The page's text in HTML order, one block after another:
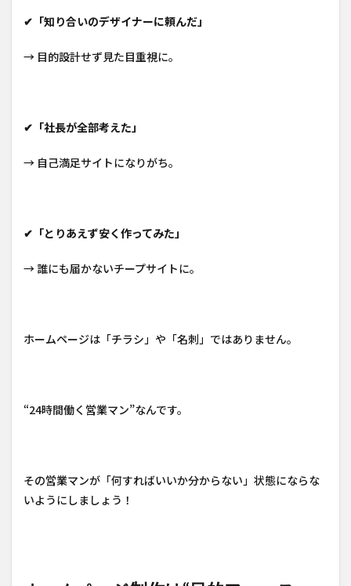
✔「知り合いのデザイナーに頼んだ」
→ 目的設計せず見た目重視に。
✔「社長が全部考えた」
→ 自己満足サイトになりがち。
✔「とりあえず安く作ってみた」
→ 誰にも届かないチープサイトに。
ホームページは「チラシ」や「名刺」ではありません。
“24時間働く営業マン”なんです。
その営業マンが「何すればいいか分からない」状態にならな
いようにしましょう！